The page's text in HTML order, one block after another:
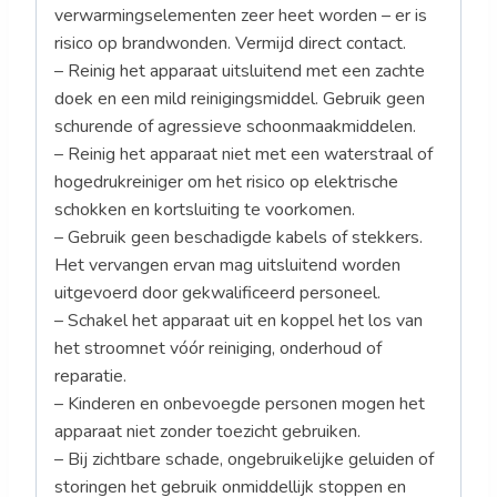
verwarmingselementen zeer heet worden – er is
risico op brandwonden. Vermijd direct contact.
– Reinig het apparaat uitsluitend met een zachte
doek en een mild reinigingsmiddel. Gebruik geen
schurende of agressieve schoonmaakmiddelen.
– Reinig het apparaat niet met een waterstraal of
hogedrukreiniger om het risico op elektrische
schokken en kortsluiting te voorkomen.
– Gebruik geen beschadigde kabels of stekkers.
Het vervangen ervan mag uitsluitend worden
uitgevoerd door gekwalificeerd personeel.
– Schakel het apparaat uit en koppel het los van
het stroomnet vóór reiniging, onderhoud of
reparatie.
– Kinderen en onbevoegde personen mogen het
apparaat niet zonder toezicht gebruiken.
– Bij zichtbare schade, ongebruikelijke geluiden of
storingen het gebruik onmiddellijk stoppen en